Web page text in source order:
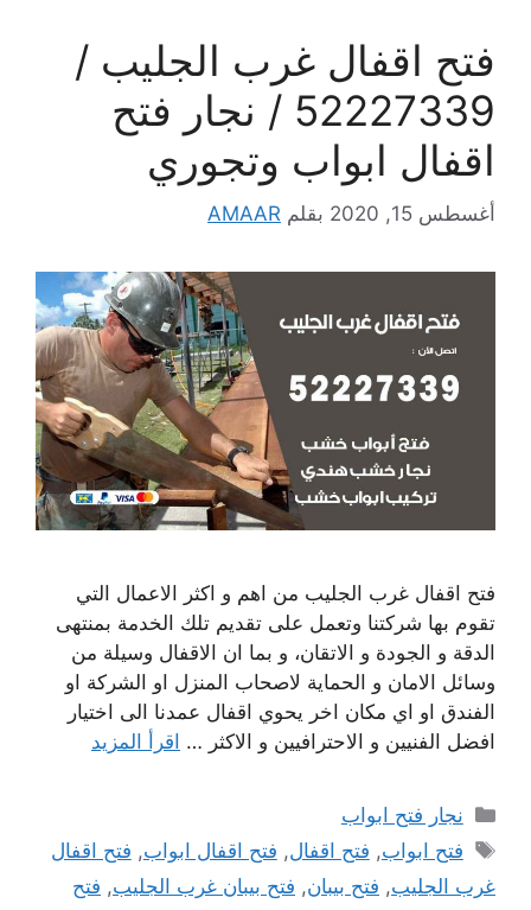
فتح اقفال غرب الجليب /
52227339 / نجار فتح
اقفال ابواب وتجوري
أغسطس 15, 2020 بقلم AMAAR
فتح اقفال غرب الجليب من اهم و اكثر الاعمال التي
تقوم بها شركتنا وتعمل على تقديم تلك الخدمة بمنتهى
الدقة و الجودة و الاتقان، و بما ان الاقفال وسيلة من
وسائل الامان و الحماية لاصحاب المنزل او الشركة او
الفندق او اي مكان اخر يحوي اقفال عمدنا الى اختيار
افضل الفنيين و الاحترافيين و الاكثر … اقرأ المزيد
التصنيفات
نجار فتح ابواب
الوسوم
فتح ابواب, فتح اقفال, فتح اقفال ابواب, فتح اقفال
غرب الجليب, فتح بيبان, فتح بيبان غرب الجليب, فتح